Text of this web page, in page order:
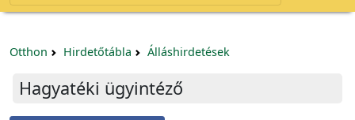
Otthon Hirdetőtábla Álláshirdetések
Hagyatéki ügyintéző